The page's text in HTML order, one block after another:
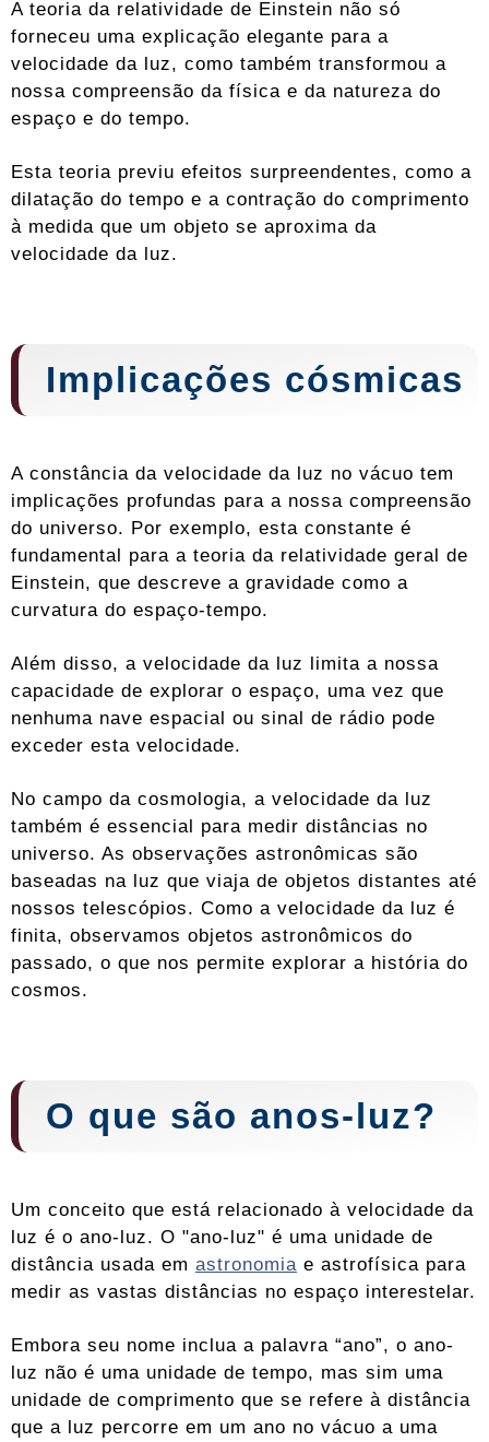
A teoria da relatividade de Einstein não só
forneceu uma explicação elegante para a
velocidade da luz, como também transformou a
nossa compreensão da física e da natureza do
espaço e do tempo.
Esta teoria previu efeitos surpreendentes, como a
dilatação do tempo e a contração do comprimento
à medida que um objeto se aproxima da
velocidade da luz.
Implicações cósmicas
A constância da velocidade da luz no vácuo tem
implicações profundas para a nossa compreensão
do universo. Por exemplo, esta constante é
fundamental para a teoria da relatividade geral de
Einstein, que descreve a gravidade como a
curvatura do espaço-tempo.
Além disso, a velocidade da luz limita a nossa
capacidade de explorar o espaço, uma vez que
nenhuma nave espacial ou sinal de rádio pode
exceder esta velocidade.
No campo da cosmologia, a velocidade da luz
também é essencial para medir distâncias no
universo. As observações astronômicas são
baseadas na luz que viaja de objetos distantes até
nossos telescópios. Como a velocidade da luz é
finita, observamos objetos astronômicos do
passado, o que nos permite explorar a história do
cosmos.
O que são anos-luz?
Um conceito que está relacionado à velocidade da
luz é o ano-luz. O "ano-luz" é uma unidade de
distância usada em astronomia e astrofísica para
medir as vastas distâncias no espaço interestelar.
Embora seu nome inclua a palavra “ano”, o ano-
luz não é uma unidade de tempo, mas sim uma
unidade de comprimento que se refere à distância
que a luz percorre em um ano no vácuo a uma